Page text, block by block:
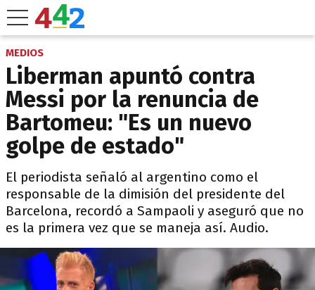
MEDIOS
Liberman apuntó contra
Messi por la renuncia de
Bartomeu: "Es un nuevo
golpe de estado"
El periodista señaló al argentino como el
responsable de la dimisión del presidente del
Barcelona, recordó a Sampaoli y aseguró que no
es la primera vez que se maneja así. Audio.